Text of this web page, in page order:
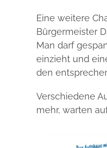
Eine weitere
Bürgermeister
Man darf
einzieht und
den
Verschiedene
mehr, warten